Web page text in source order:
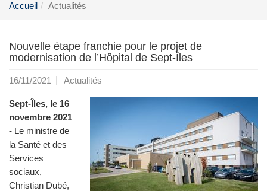
Accueil Actualités
Nouvelle étape franchie pour le projet de
modernisation de l’Hôpital de Sept-Îles
16/11/2021 Actualités
Sept-Îles, le 16
novembre 2021
- Le ministre de
la Santé et des
Services
sociaux,
Christian Dubé,